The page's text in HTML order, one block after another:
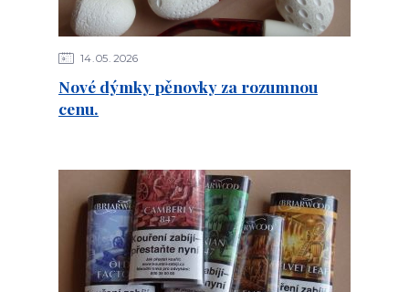
14 05 2026
Nové dýmky pěnovky za rozumnou
cenu.